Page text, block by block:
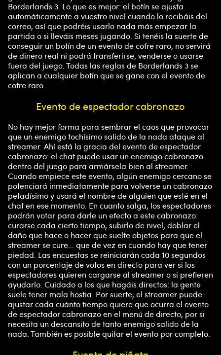
Borderlands 3. Lo que es mejor: el botín se ajusta
automáticamente a vuestro nivel cuando lo recibáis del
correo, así que podréis usarlo nada más empezar la
partida o si lleváis meses jugando. Si tenéis la suerte de
conseguir un botín de un evento de cofre raro, no servirá
de dinero real ni podrá transferirse, venderse o usarse
fuera del juego. Todas las reglas de Borderlands 3 se
aplican a cualquier botín que se gane con el evento de
cofre raro.
Evento de espectador cabronazo
No hay mejor forma para sembrar el caos que provocar
que un enemigo tochísimo salido de la nada ataque al
streamer. Ahí está la gracia del evento de espectador
cabronazo: el chat puede usar un enemigo cabronazo
dentro del juego para armársela bien al streamer.
Cuando empiece este evento, algún enemigo cercano se
potenciará inmediatamente para volverse un cabronazo
petadísimo y usará el nombre de alguien que esté en el
chat en ese momento. En cuanto salga, los espectadores
podrán votar para darle un efecto a este cabronazo:
curarse cada cierto tiempo, subirlo de nivel, doblar el
daño que hace o hacer que suelte objetos para que el
streamer se cure... que de vez en cuando hay que tener
piedad. Las encuestas se reiniciarán cada 10 segundos
con un porcentaje de votos en directo para ver si los
espectadores quieren cargarse al streamer o si prefieren
ayudarlo. Cuidado a los que hagáis directos: la gente
suele tener mala hostia. Por suerte, el streamer puede
ajustar cada cuánto tiempo quiere que ocurra el evento
de espectador cabronazo en el menú de directo, por si
necesita un descansito de tanto enemigo salido de la
nada. También es posible quitar el evento por completo.